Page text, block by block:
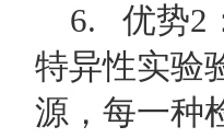
6. 优势2
特异性实验
源，每一种